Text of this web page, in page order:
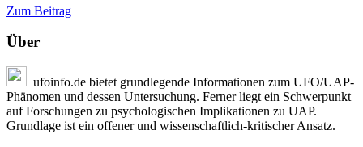
Zum Beitrag
Über
ufoinfo.de bietet grundlegende Informationen zum UFO/UAP-
Phänomen und dessen Untersuchung. Ferner liegt ein Schwerpunkt
auf Forschungen zu psychologischen Implikationen zu UAP.
Grundlage ist ein offener und wissenschaftlich-kritischer Ansatz.